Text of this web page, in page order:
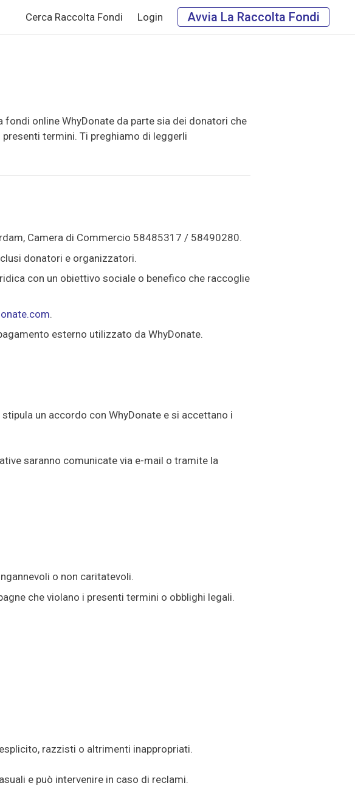
Cerca Raccolta Fondi Login Avvia La Raccolta Fondi
online WhyDonate da parte sia dei donatori che
termini. Ti preghiamo di leggerli
Camera di Commercio 58485317 / 58490280.
donatori e organizzatori.
con un obiettivo sociale o benefico che raccoglie
.
esterno utilizzato da WhyDonate.
un accordo con WhyDonate e si accettano i
saranno comunicate via e-mail o tramite la
o non caritatevoli.
che violano i presenti termini o obblighi legali.
razzisti o altrimenti inappropriati.
e può intervenire in caso di reclami.